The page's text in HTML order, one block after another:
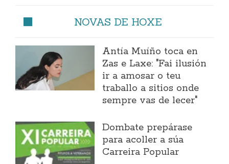
NOVAS DE HOXE
Antía Muíño toca en
Zas e Laxe: "Fai ilusión
ir a amosar o teu
traballo a sitios onde
sempre vas de lecer"
Dombate prepárase
para acoller a súa
Carreira Popular